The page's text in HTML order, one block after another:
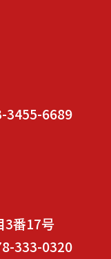
3455-6689
3番17号
333-0320